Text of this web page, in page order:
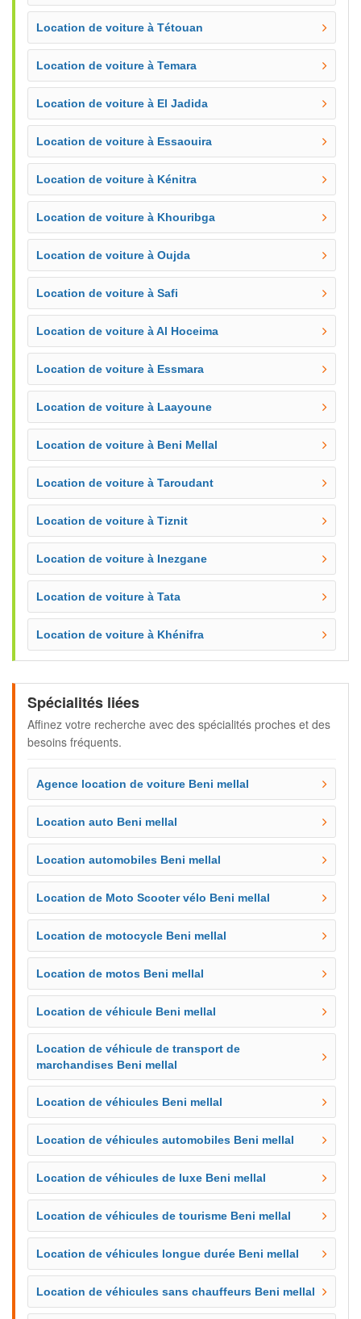
Location de voiture à Tétouan
Location de voiture à Temara
Location de voiture à El Jadida
Location de voiture à Essaouira
Location de voiture à Kénitra
Location de voiture à Khouribga
Location de voiture à Oujda
Location de voiture à Safi
Location de voiture à Al Hoceima
Location de voiture à Essmara
Location de voiture à Laayoune
Location de voiture à Beni Mellal
Location de voiture à Taroudant
Location de voiture à Tiznit
Location de voiture à Inezgane
Location de voiture à Tata
Location de voiture à Khénifra
Spécialités liées
Affinez votre recherche avec des spécialités proches et des
besoins fréquents.
Agence location de voiture Beni mellal
Location auto Beni mellal
Location automobiles Beni mellal
Location de Moto Scooter vélo Beni mellal
Location de motocycle Beni mellal
Location de motos Beni mellal
Location de véhicule Beni mellal
Location de véhicule de transport de
marchandises Beni mellal
Location de véhicules Beni mellal
Location de véhicules automobiles Beni mellal
Location de véhicules de luxe Beni mellal
Location de véhicules de tourisme Beni mellal
Location de véhicules longue durée Beni mellal
Location de véhicules sans chauffeurs Beni mellal